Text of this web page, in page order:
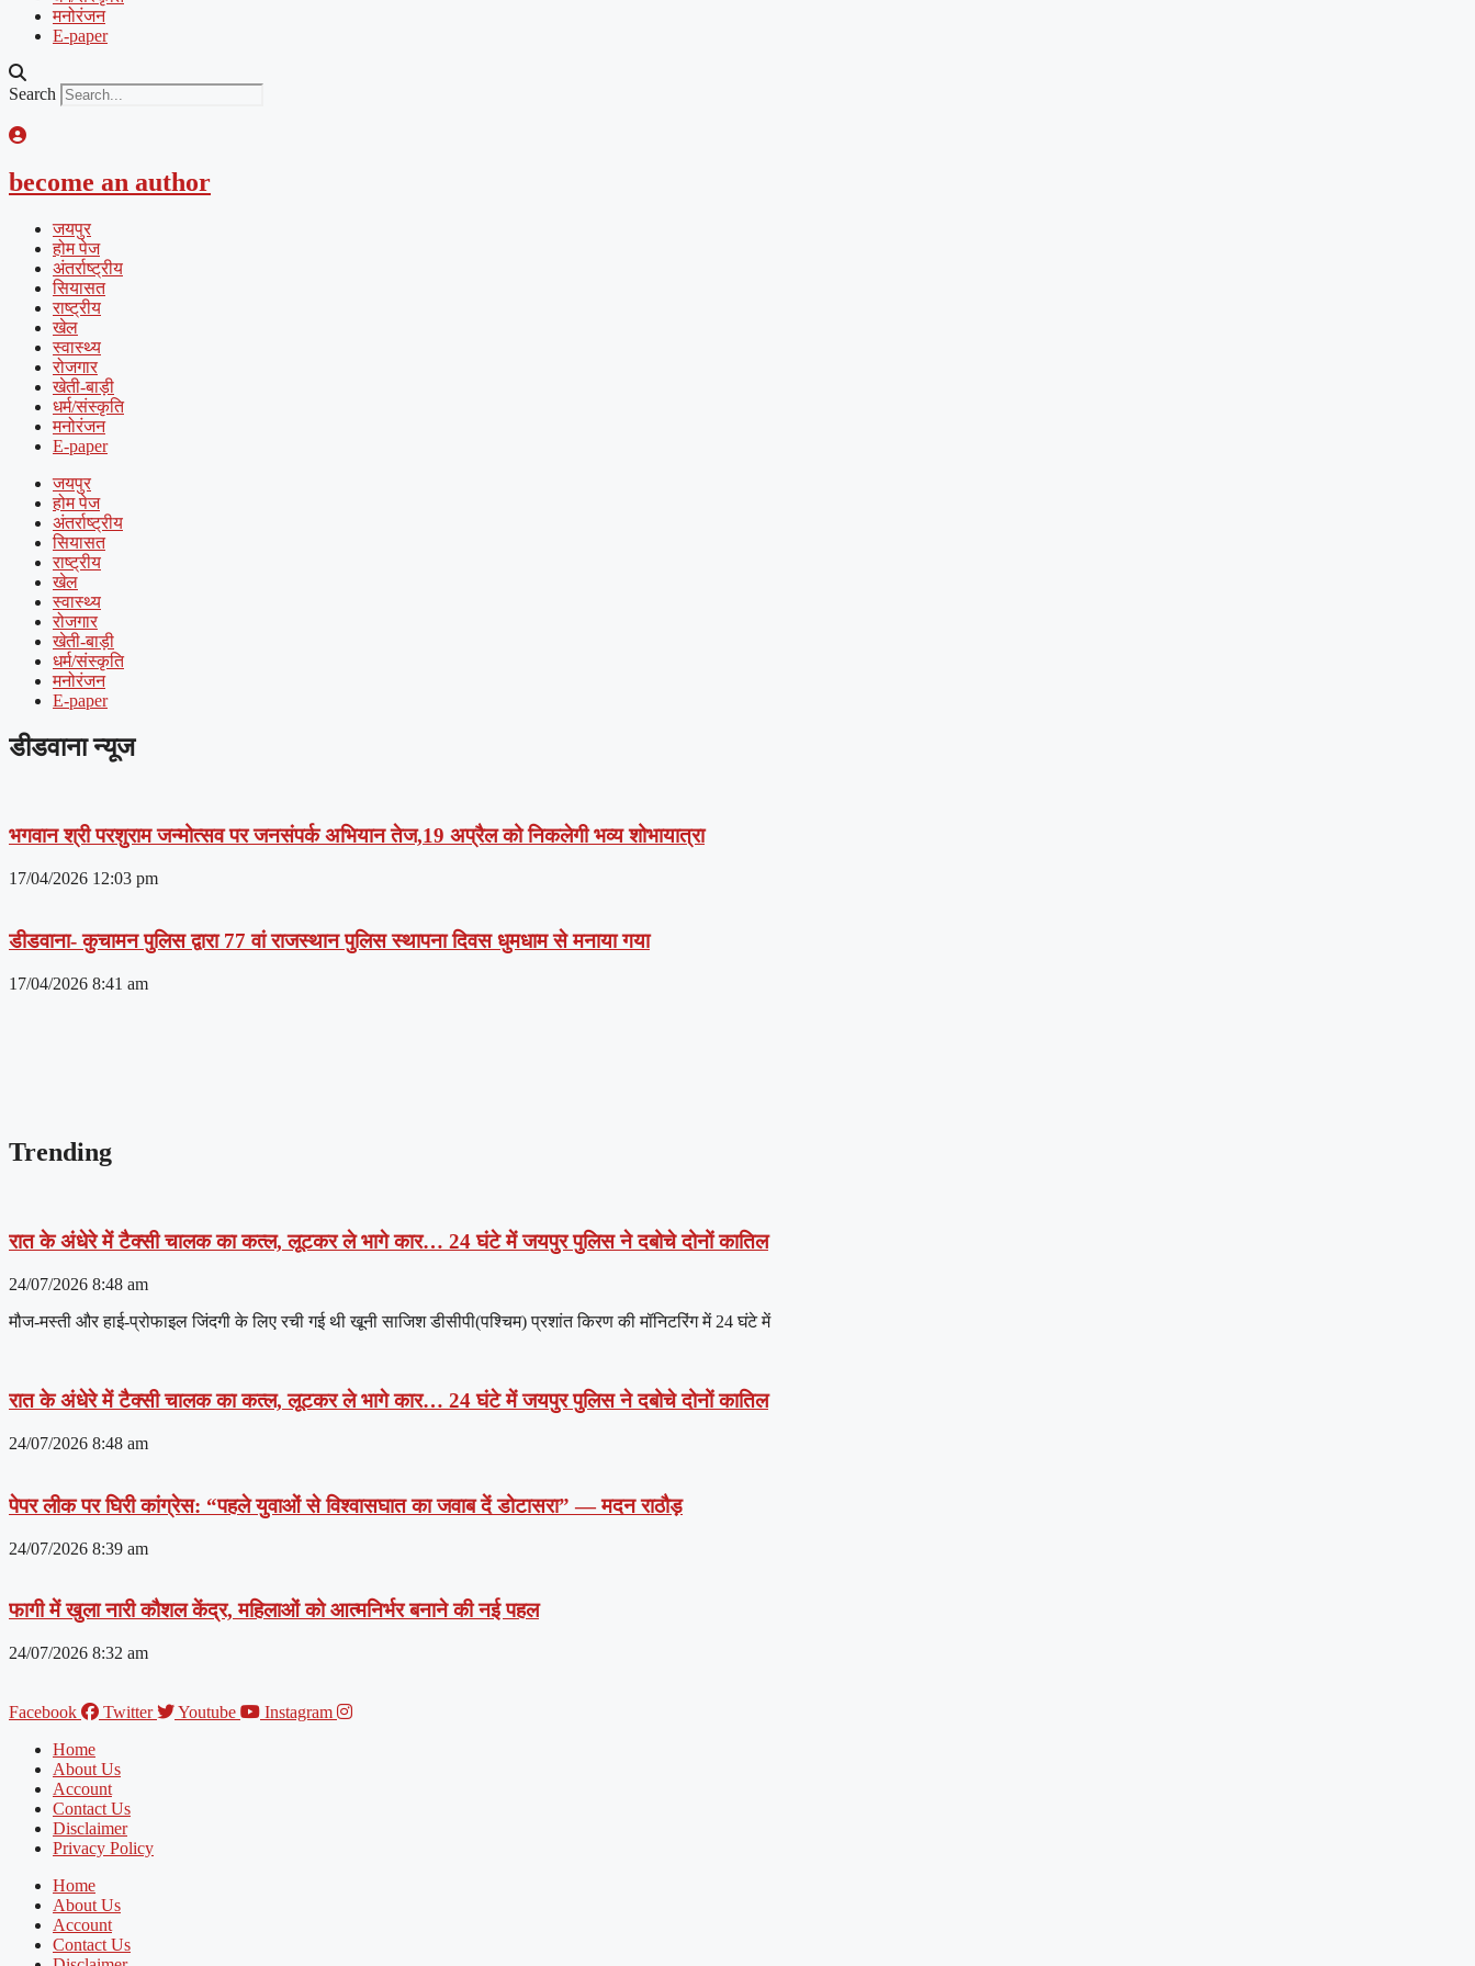
मनोरंजन
E-paper
Search
become an author
जयपुर
होम पेज
अंतर्राष्ट्रीय
सियासत
राष्ट्रीय
खेल
स्वास्थ्य
रोजगार
खेती-बाड़ी
धर्म/संस्कृति
मनोरंजन
E-paper
जयपुर
होम पेज
अंतर्राष्ट्रीय
सियासत
राष्ट्रीय
खेल
स्वास्थ्य
रोजगार
खेती-बाड़ी
धर्म/संस्कृति
मनोरंजन
E-paper
डीडवाना न्यूज
भगवान श्री परशुराम जन्मोत्सव पर जनसंपर्क अभियान तेज,19 अप्रैल को निकलेगी भव्य शोभायात्रा
17/04/2026 12:03 pm
डीडवाना- कुचामन पुलिस द्वारा 77 वां राजस्थान पुलिस स्थापना दिवस धुमधाम से मनाया गया
17/04/2026 8:41 am
Trending
रात के अंधेरे में टैक्सी चालक का कत्ल, लूटकर ले भागे कार… 24 घंटे में जयपुर पुलिस ने दबोचे दोनों कातिल
24/07/2026 8:48 am
मौज-मस्ती और हाई-प्रोफाइल जिंदगी के लिए रची गई थी खूनी साजिश डीसीपी(पश्चिम) प्रशांत किरण की मॉनिटरिंग में 24 घंटे में
रात के अंधेरे में टैक्सी चालक का कत्ल, लूटकर ले भागे कार… 24 घंटे में जयपुर पुलिस ने दबोचे दोनों कातिल
24/07/2026 8:48 am
पेपर लीक पर घिरी कांग्रेस: “पहले युवाओं से विश्वासघात का जवाब दें डोटासरा” — मदन राठौड़
24/07/2026 8:39 am
फागी में खुला नारी कौशल केंद्र, महिलाओं को आत्मनिर्भर बनाने की नई पहल
24/07/2026 8:32 am
Facebook Twitter Youtube
Instagram
Home
About Us
Account
Contact Us
Disclaimer
Privacy Policy
Home
About Us
Account
Contact Us